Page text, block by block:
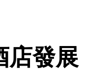
店發